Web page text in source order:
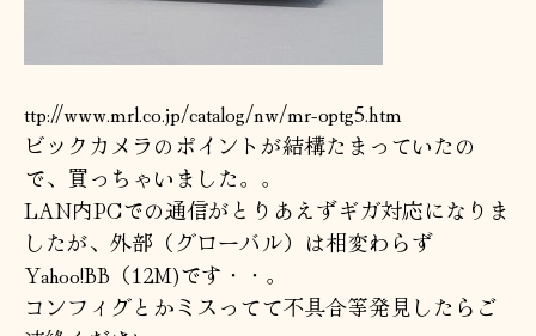
ttp://www.mrl.co.jp/catalog/nw/mr-optg5.htm
ビックカメラのポイントが結構たまっていたの
で、買っちゃいました。。
LAN内PCでの通信がとりあえずギガ対応になりま
したが、外部（グローバル）は相変わらず
Yahoo!BB（12M)です・・。
コンフィグとかミスってて不具合等発見したらご